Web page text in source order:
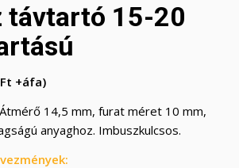
távtartó 15-20
+áfa)
14,5 mm, furat méret 10 mm,
anyaghoz. Imbuszkulcsos.